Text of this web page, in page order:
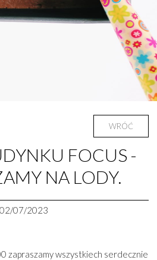
WRÓĆ
FOCUS -
NA LODY.
02/07/2023
zapraszamy wszystkiech serdecznie